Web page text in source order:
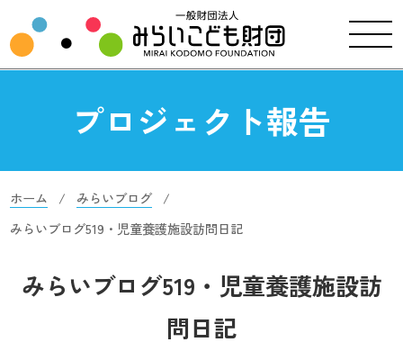
プロジェクト報告
ホーム
みらいブログ
みらいブログ519・児童養護施設訪問日記
みらいブログ519・児童養護施設訪
問日記